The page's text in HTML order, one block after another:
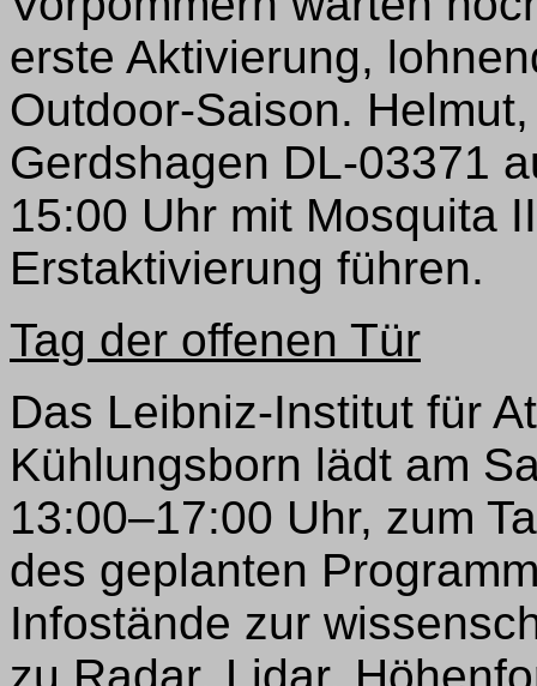
erste Aktivierung,
Outdoor-Saison.
Gerdshagen DL-03371
15:00 Uhr mit Mosquita
Erstaktivierung führen.
Tag der offenen Tür
Das Leibniz-Institut für
Kühlungsborn lädt am
13:00–17:00 Uhr, zum
des geplanten
Infostände zur